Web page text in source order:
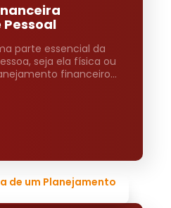
parte essencial da
seja ela física ou
financeiro…